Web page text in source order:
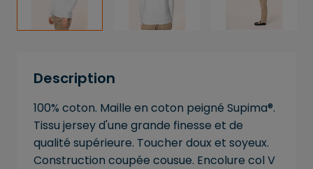
Description
100% coton. Maille en coton peigné Supima®.
Tissu jersey d'une grande finesse et de
qualité supérieure. Toucher doux et soyeux.
Construction coupée cousue. Encolure col V